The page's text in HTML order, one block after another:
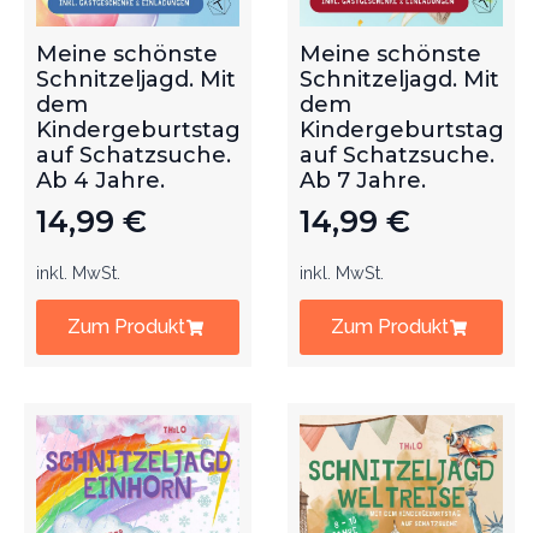
Meine schönste
Schnitzeljagd. Mit
dem
Kindergeburtstag
auf Schatzsuche.
Ab 4 Jahre.
14,99 €
inkl. MwSt.
Zum Produkt
Meine schönste
Schnitzeljagd. Mit
dem
Kindergeburtstag
auf Schatzsuche.
Ab 7 Jahre.
14,99 €
inkl. MwSt.
Zum Produkt